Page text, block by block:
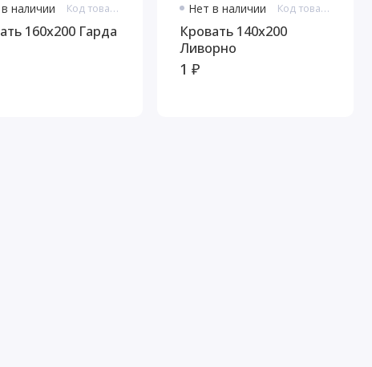
наличии Код товара: 11096
160x200 Гарда
Нет в наличии Код товара: 11103
Кровать 140x200
Ливорно
1 ₽